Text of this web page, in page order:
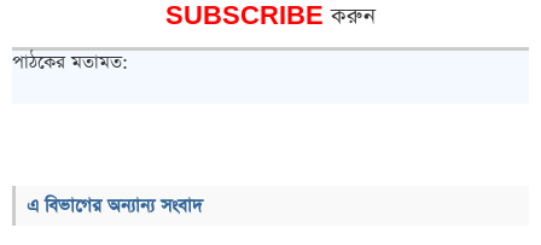
SUBSCRIBEকরুন
পাঠকের মতামত:
এ বিভাগের অন্যান্য সংবাদ